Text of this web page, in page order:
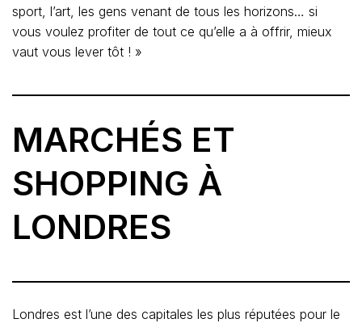
sport, l’art, les gens venant de tous les horizons… si
vous voulez profiter de tout ce qu’elle a à offrir, mieux
vaut vous lever tôt ! »
MARCHÉS ET
SHOPPING À
LONDRES
Londres est l’une des capitales les plus réputées pour le